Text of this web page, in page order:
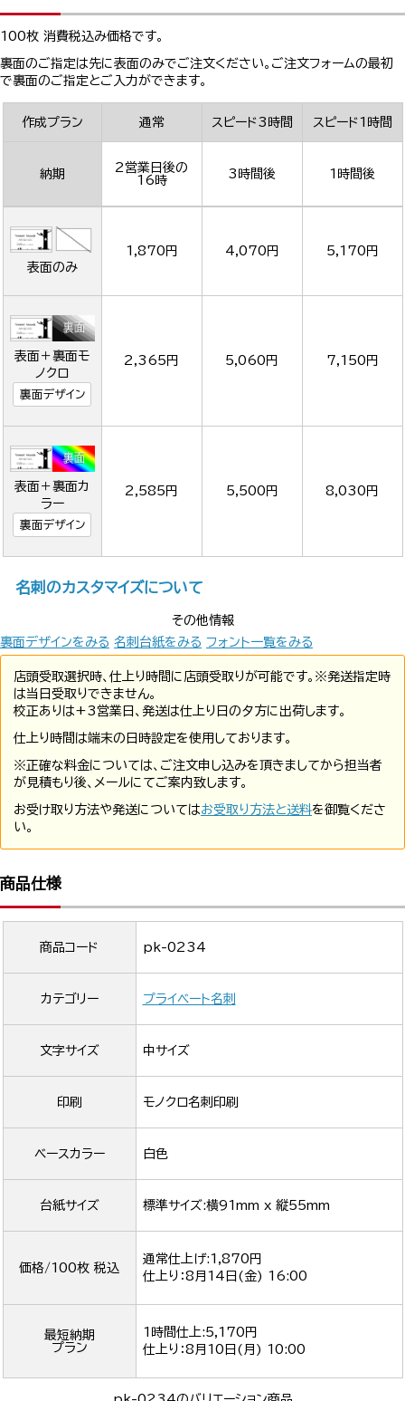
100枚 消費税込み価格です。
裏面のご指定は先に表面のみでご注文ください。ご注文フォームの最初
で裏面のご指定とご入力ができます。
作成プラン 通常 スピード3時間 スピード1時間
納期
2営業日後の
16時
3時間後 1時間後
表面のみ
1,870円 4,070円 5,170円
表面＋裏面モ
ノクロ
裏面デザイン
2,365円 5,060円 7,150円
表面＋裏面カ
ラー
裏面デザイン
2,585円 5,500円 8,030円
名刺のカスタマイズについて
その他情報
裏面デザインをみる 名刺台紙をみる フォント一覧をみる
店頭受取選択時、仕上り時間に店頭受取りが可能です。※発送指定時
は当日受取りできません。
校正ありは+3営業日、発送は仕上り日の夕方に出荷します。
仕上り時間は端末の日時設定を使用しております。
※正確な料金については、ご注文申し込みを頂きましてから担当者
が見積もり後、メールにてご案内致します。
お受け取り方法や発送についてはお受取り方法と送料を御覧くださ
い。
商品仕様
商品コード pk-0234
カテゴリー プライベート名刺
文字サイズ 中サイズ
印刷 モノクロ名刺印刷
ベースカラー 白色
台紙サイズ 標準サイズ:横91mm x 縦55mm
価格/100枚 税込
通常仕上げ:1,870円
仕上り：8月14日(金) 16:00
最短納期
プラン
1時間仕上:5,170円
仕上り：8月10日(月) 10:00